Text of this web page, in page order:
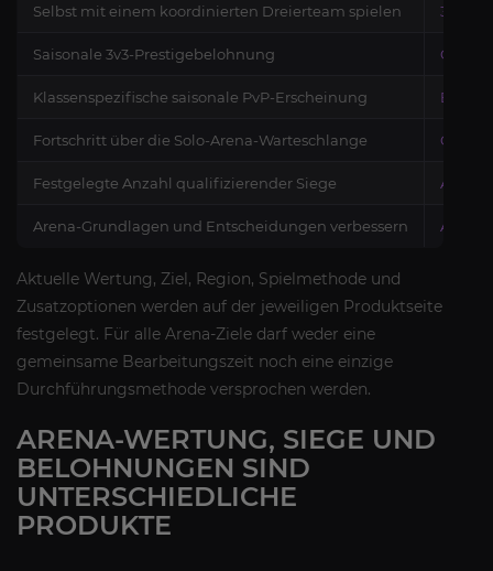
Selbst mit einem koordinierten Dreierteam spielen 3v3
Saisonale 3v3-Prestigebelohnung
Klassenspezifische saisonale PvP-Erscheinung Elite-
Fortschritt über die Solo-Arena-Warteschlange
Festgelegte Anzahl qualifizierender Siege Arena-
Arena-Grundlagen und Entscheidungen verbessern Arena-
Aktuelle Wertung, Ziel, Region, Spielmethode und
Zusatzoptionen werden auf der jeweiligen Produktseite
festgelegt. Für alle Arena-Ziele darf weder eine
gemeinsame Bearbeitungszeit noch eine einzige
Durchführungsmethode versprochen werden.
ARENA-WERTUNG, SIEGE UND
BELOHNUNGEN SIND
UNTERSCHIEDLICHE
PRODUKTE